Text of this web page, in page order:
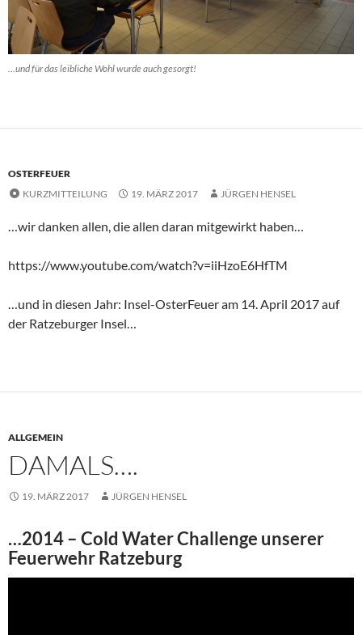
…und für das leibliche Wohl wurde auch gesorgt!
OSTERFEUER
KURZMITTEILUNG
19. MÄRZ 2017 JÜRGEN HENSEL
…wir danken allen, die allen daran mitgewirkt haben…
https://www.youtube.com/watch?v=iiHzoE6HfTM
…und in diesen Jahr: Insel-OsterFeuer am 14. April 2017 auf
der Ratzeburger Insel…
ALLGEMEIN
DAMALS….
19. MÄRZ 2017 JÜRGEN HENSEL
…2014 – Cold Water Challenge unserer
Feuerwehr Ratzeburg